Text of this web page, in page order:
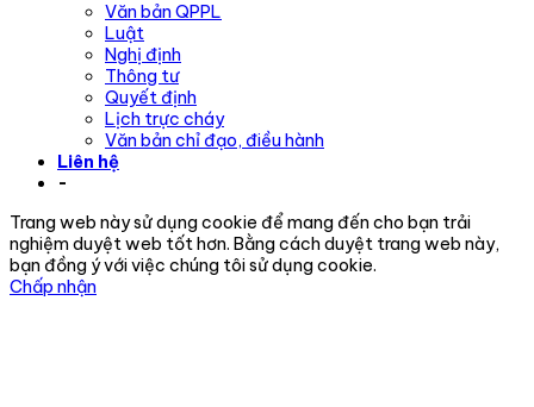
Văn bản QPPL
Luật
Nghị định
Thông tư
Quyết định
Lịch trực cháy
Văn bản chỉ đạo, điều hành
Liên hệ
-
Trang web này sử dụng cookie để mang đến cho bạn trải
nghiệm duyệt web tốt hơn. Bằng cách duyệt trang web này,
bạn đồng ý với việc chúng tôi sử dụng cookie.
Chấp nhận